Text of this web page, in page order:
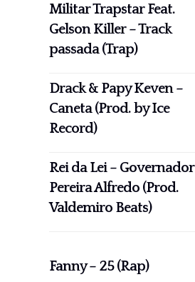
Militar Trapstar Feat.
Gelson Killer – Track
passada (Trap)
Drack & Papy Keven –
Caneta (Prod. by Ice
Record)
Rei da Lei – Governador
Pereira Alfredo (Prod.
Valdemiro Beats)
Fanny – 25 (Rap)